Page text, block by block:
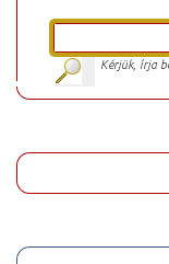
Kérjük, írja